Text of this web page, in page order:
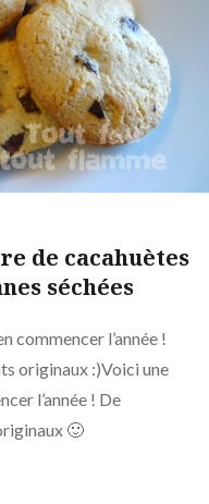
de cacahuètes
séchées
commencer l’année !
originaux :)Voici une
l’année ! De
🙂